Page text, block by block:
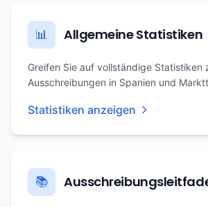
📊 Allgemeine Statistiken
Greifen Sie auf vollständige Statistiken
Ausschreibungen in Spanien und
Statistiken anzeigen
📚